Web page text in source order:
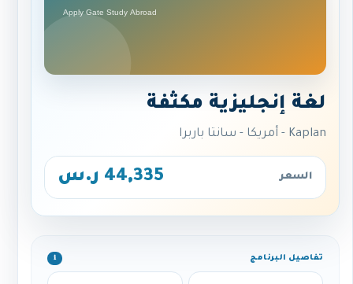
لغة إنجليزية مكثفة
Kaplan - أمريكا - سانتا باربرا
السعر 44,335 ر.س
تفاصيل البرنامج ℹ️